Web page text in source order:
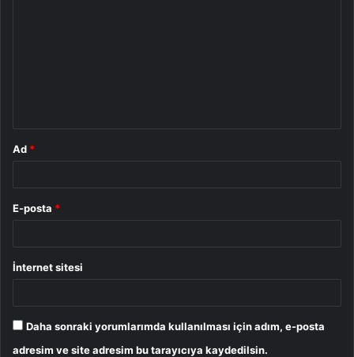
Ad *
E-posta *
İnternet sitesi
Daha sonraki yorumlarımda kullanılması için adım, e-posta
adresim ve site adresim bu tarayıcıya kaydedilsin.